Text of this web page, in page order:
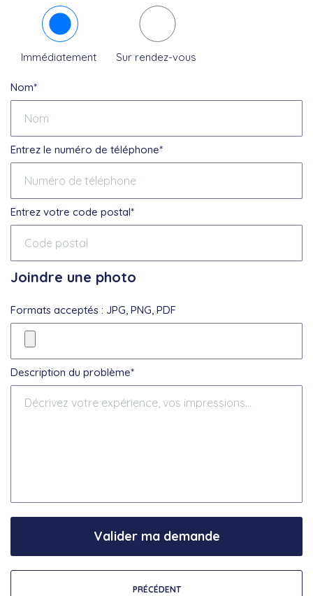
Immédiatement Sur rendez-vous
Nom*
Entrez le numéro de téléphone*
Entrez votre code postal*
Joindre une photo
Formats acceptés : JPG, PNG, PDF
Description du problème*
PRÉCÉDENT
Valider ma demande